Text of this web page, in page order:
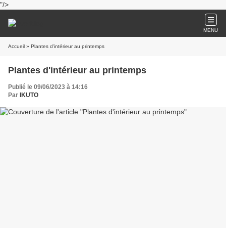
"/>
MENU
Accueil » Plantes d'intérieur au printemps
Plantes d'intérieur au printemps
Publié le 09/06/2023 à 14:16
Par IKUTO